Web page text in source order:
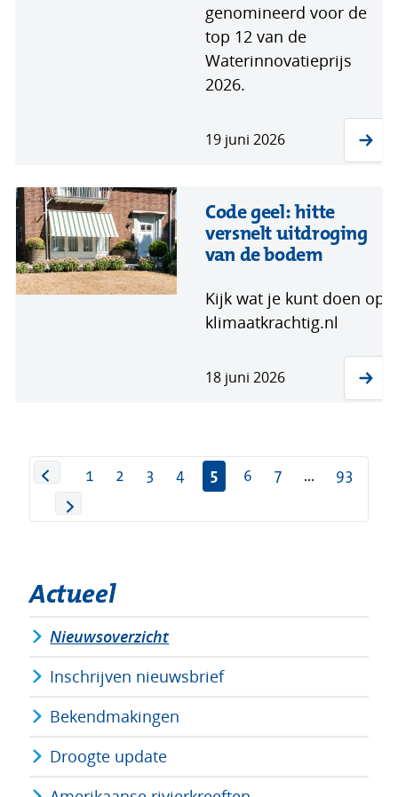
genomineerd voor de
top 12 van de
Waterinnovatieprijs
2026.
19 juni 2026
Code geel: hitte
versnelt uitdroging
van de bodem
Kijk wat je kunt doen op
klimaatkrachtig.nl
18 juni 2026
1 2 3 4 5 6 7 ... 93
Actueel
Nieuwsoverzicht
Inschrijven nieuwsbrief
Bekendmakingen
Droogte update